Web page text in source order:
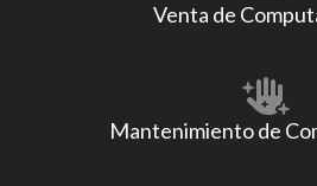
Venta de
Mantenimiento de